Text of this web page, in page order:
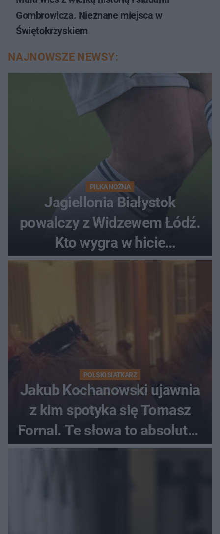
Gombrowicza. Nieznane miejsca w
Świętokrzyskiem
NAJNOWSZE NEWSY:
PIŁKA NOŻNA
Jagiellonia Białystok
powalczy z Widzewem Łódź.
Kto wygra w hicie
Ekstraklasy?
POLSKI SIATKARZ
Jakub Kochanowski ujawnia
z kim spotyka się Tomasz
Fornal. Te słowa to absolutny
hit